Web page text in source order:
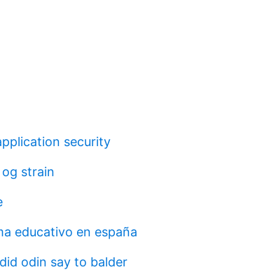
security
og strain
educativo en españa
odin say to balder